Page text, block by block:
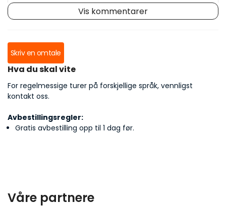
Sakura Tanaka
Noura Al Maktum
Ana Lucía Mendoza
James & Eleanor Thompson
Jessica Sanders
Vis kommentarer
Skriv en omtale
Hva du skal vite
For regelmessige turer på forskjellige språk, vennligst
kontakt oss.
Avbestillingsregler:
Gratis avbestilling opp til 1 dag før.
Våre partnere